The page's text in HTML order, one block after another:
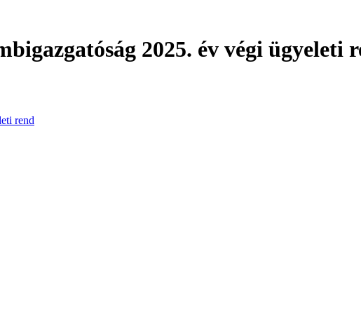
2025. év végi ügyeleti
rend